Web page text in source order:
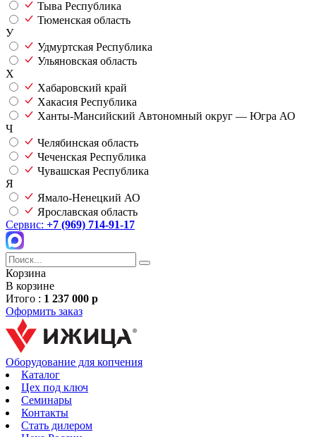
Тыва Республика
Тюменская область
У
Удмуртская Республика
Ульяновская область
Х
Хабаровский край
Хакасия Республика
Ханты-Мансийский Автономный округ — Югра АО
Ч
Челябинская область
Чеченская Республика
Чувашская Республика
Я
Ямало-Ненецкий АО
Ярославская область
Сервис: +7 (969) 714-91-17
Корзина
В корзине
Итого : 1 237 000 р
Оформить заказ
Оборудование для копчения
Каталог
Цех под ключ
Семинары
Контакты
Стать дилером